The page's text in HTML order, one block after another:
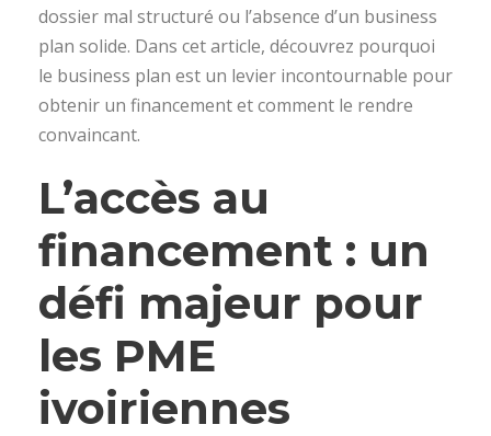
dossier mal structuré ou l’absence d’un business
plan solide. Dans cet article, découvrez pourquoi
le business plan est un levier incontournable pour
obtenir un financement et comment le rendre
convaincant.
L’accès au
financement : un
défi majeur pour
les PME
ivoiriennes